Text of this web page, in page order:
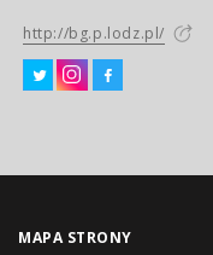
http://bg.p.lodz.pl/
MAPA STRONY